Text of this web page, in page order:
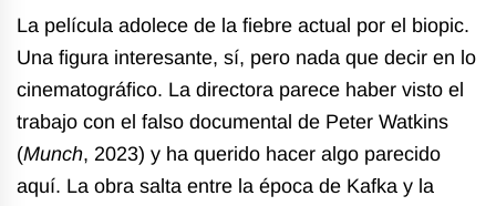
La película adolece de la fiebre actual por el biopic.
Una figura interesante, sí, pero nada que decir en lo
cinematográfico. La directora parece haber visto el
trabajo con el falso documental de Peter Watkins
(Munch, 2023) y ha querido hacer algo parecido
aquí. La obra salta entre la época de Kafka y la